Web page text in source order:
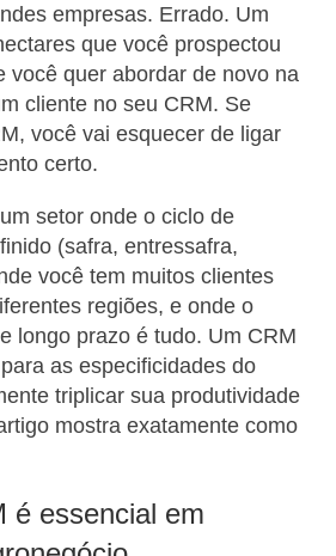
empresas. Errado. Um
que você prospectou
você quer abordar de novo na
cliente no seu CRM. Se
você vai esquecer de ligar
certo.
setor onde o ciclo de
(safra, entressafra,
você tem muitos clientes
regiões, e onde o
longo prazo é tudo. Um CRM
as especificidades do
triplicar sua produtividade
mostra exatamente como
é essencial em